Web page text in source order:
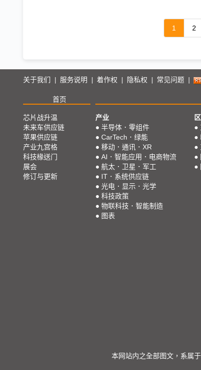
1 2
关于我们 服务说明 着作权 隐私权 常见问题
首页
芯片战升温
未来车供应链
苹果供应链
产业九宫格
科技椽送门
展会
修订与更新
产业
● 半导体．零组件
● CarTech．绿能
● 移动．通讯．XR
● AI．智能应用．电商物流
● 航太．卫星．军工
● IT．系统供应链
● 光电．显示．光学
● 科技政策
● 物联科技．智能制造
● 图表
●
●
●
●
●
本网站内之全部图文，系属